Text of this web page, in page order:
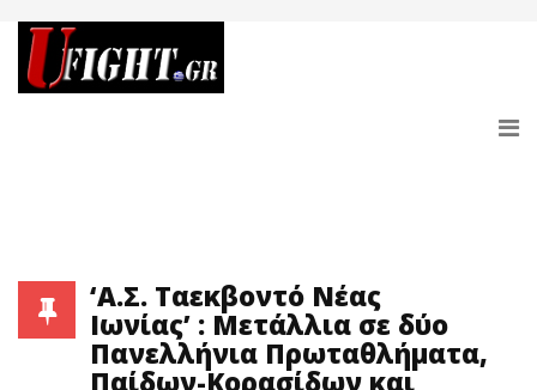
‘Α.Σ. Ταεκβοντό Νέας
Ιωνίας’ : Μετάλλια σε δύο
Πανελλήνια Πρωταθλήματα,
Παίδων-Κορασίδων και